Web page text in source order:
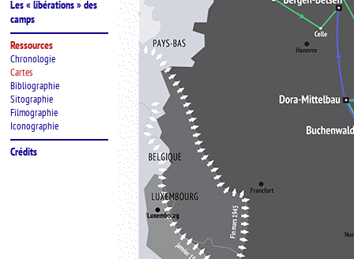
Les « libérations » des
camps
Ressources
Chronologie
Cartes
Bibliographie
Sitographie
Filmographie
Iconographie
Crédits